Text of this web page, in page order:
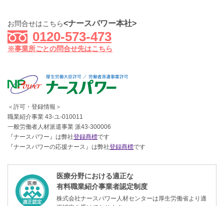
お問合せはこちら<ナースパワー本社>
0120-573-473
※事業所ごとの問合せ先はこちら
＜許可・登録情報＞
職業紹介事業 43-ユ-010011
一般労働者人材派遣事業 派43-300006
『ナースパワー』は弊社登録商標です
『ナースパワーの応援ナース』は弊社登録商標です
医療分野における適正な
有料職業紹介事業者認定制度
株式会社ナースパワー人材センターは厚生労働省より適